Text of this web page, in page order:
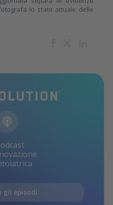
lo stato attuale delle
gli episodi